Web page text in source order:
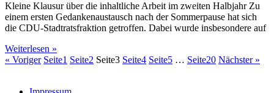
Kleine Klausur über die inhaltliche Arbeit im zweiten Halbjahr Zu
einem ersten Gedankenaustausch nach der Sommerpause hat sich
die CDU-Stadtratsfraktion getroffen. Dabei wurde insbesondere auf
Weiterlesen »
« Voriger Seite1 Seite2 Seite3 Seite4 Seite5 … Seite20 Nächster »